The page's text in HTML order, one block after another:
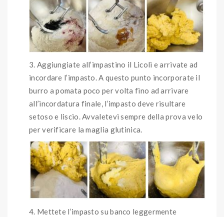
Aggiungiate all’impastino il Licoli e arrivate ad
incordare l’impasto. A questo punto incorporate il
burro a pomata poco per volta fino ad arrivare
all’incordatura finale, l’impasto deve risultare
setoso e liscio. Avvaletevi sempre della prova velo
per verificare la maglia glutinica.
Mettete l’impasto su banco leggermente